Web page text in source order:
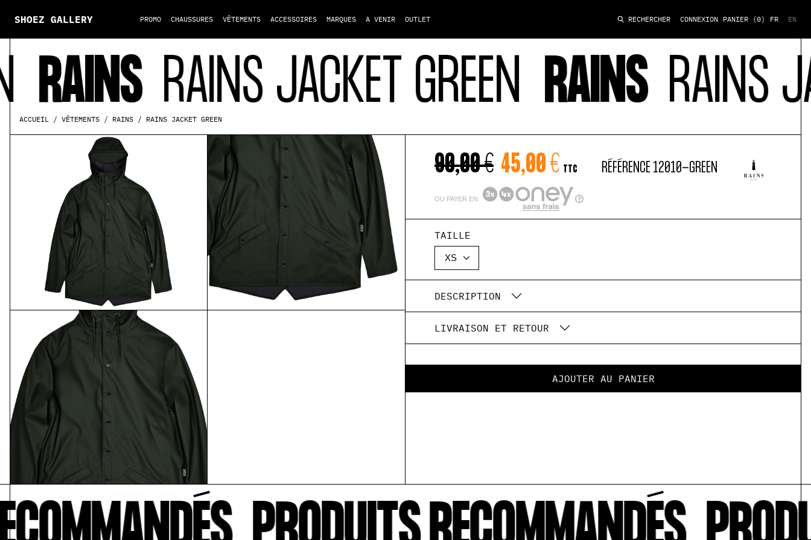
SHOEZ GALLERY PROMO CHAUSSURES VÊTEMENTS ACCESSOIRES MARQUES A VENIR OUTLET RECHERCHER CONNEXION PANIER (0) FR EN
RAINS JACKET GREEN RAINS RAINS
ACCUEIL VÊTEMENTS RAINS RAINS JACKET GREEN
90,00 € 45,00 € TTC
OU PAYER EN
RÉFÉRENCE12010-GREEN
TAILLE
DESCRIPTION
LIVRAISON ET RETOUR
AJOUTER AU PANIER